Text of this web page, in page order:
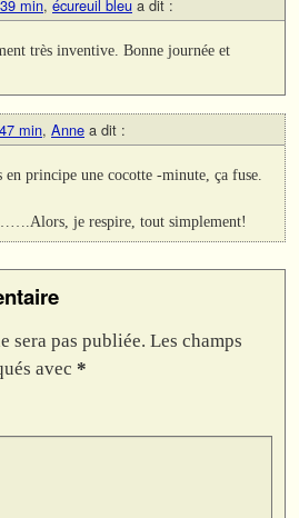
min, écureuil bleu a dit :
très inventive. Bonne journée et
min, Anne a dit :
principe une cocotte -minute, ça fuse.
je respire, tout simplement!
sera pas publiée. Les champs
avec *